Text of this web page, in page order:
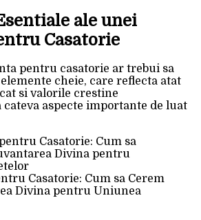
ale unei
Casatorie
pentru casatorie ar trebui sa
cheie, care reflecta atat
si valorile crestine
aspecte importante de luat
Casatorie: Cum sa Cerem
Divina pentru Uniunea